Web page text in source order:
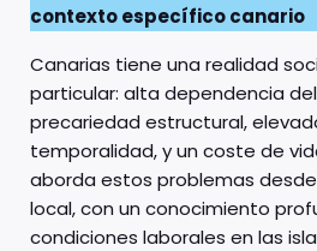
contexto específico canario
Canarias tiene una realidad
particular: alta dependencia
precariedad estructural,
temporalidad, y un coste de
aborda estos problemas
local, con un conocimiento
condiciones laborales en las